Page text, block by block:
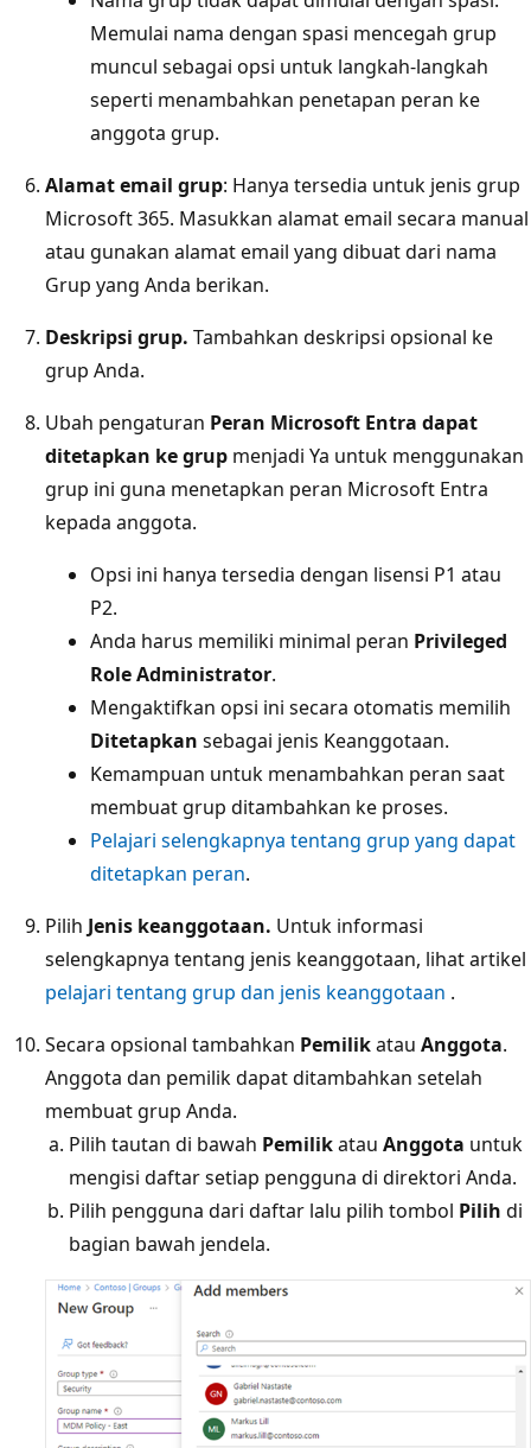
Memulai nama dengan spasi mencegah grup
muncul sebagai opsi untuk langkah-langkah
seperti menambahkan penetapan peran ke
anggota grup.
Alamat email grup: Hanya tersedia untuk jenis grup
Microsoft 365. Masukkan alamat email secara manual
atau gunakan alamat email yang dibuat dari nama
Grup yang Anda berikan.
Deskripsi grup. Tambahkan deskripsi opsional ke
grup Anda.
Ubah pengaturan Peran Microsoft Entra dapat
ditetapkan ke grup menjadi Ya untuk menggunakan
grup ini guna menetapkan peran Microsoft Entra
kepada anggota.
Opsi ini hanya tersedia dengan lisensi P1 atau
P2.
Anda harus memiliki minimal peran Privileged
Role Administrator.
Mengaktifkan opsi ini secara otomatis memilih
Ditetapkan sebagai jenis Keanggotaan.
Kemampuan untuk menambahkan peran saat
membuat grup ditambahkan ke proses.
Pelajari selengkapnya tentang grup yang dapat
ditetapkan peran.
Pilih Jenis keanggotaan. Untuk informasi
selengkapnya tentang jenis keanggotaan, lihat artikel
pelajari tentang grup dan jenis keanggotaan .
Secara opsional tambahkan Pemilikatau Anggota.
Anggota dan pemilik dapat ditambahkan setelah
membuat grup Anda.
Pilih tautan di bawah Pemilikatau Anggota untuk
mengisi daftar setiap pengguna di direktori Anda.
Pilih pengguna dari daftar lalu pilih tombol Pilih di
bagian bawah jendela.